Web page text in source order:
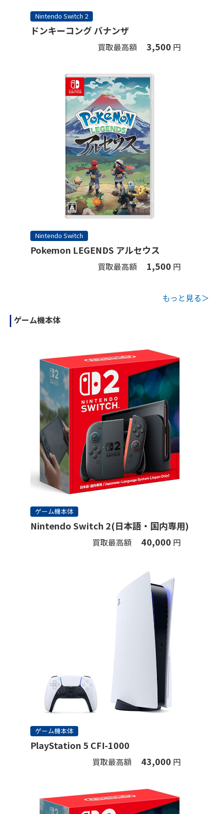
Nintendo Switch 2
ドンキーコング バナンザ
買取最高額 3,500 円
Nintendo Switch
Pokemon LEGENDS アルセウス
買取最高額 1,500 円
もっと見る＞
ゲーム機本体
ゲーム機本体
Nintendo Switch 2(日本語・国内専用)
買取最高額 40,000 円
ゲーム機本体
PlayStation 5 CFI-1000
買取最高額 43,000 円